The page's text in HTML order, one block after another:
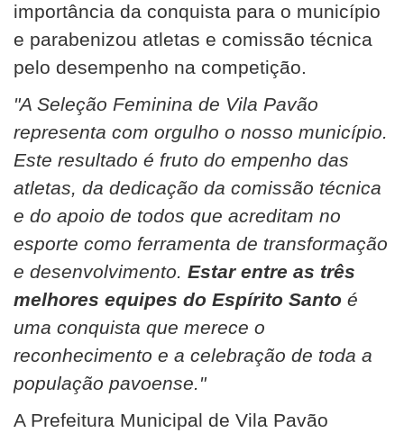
importância da conquista para o município
e parabenizou atletas e comissão técnica
pelo desempenho na competição.
"A Seleção Feminina de Vila Pavão
representa com orgulho o nosso município.
Este resultado é fruto do empenho das
atletas, da dedicação da comissão técnica
e do apoio de todos que acreditam no
esporte como ferramenta de transformação
e desenvolvimento. Estar entre as três
melhores equipes do Espírito Santo é
uma conquista que merece o
reconhecimento e a celebração de toda a
população pavoense."
A Prefeitura Municipal de Vila Pavão